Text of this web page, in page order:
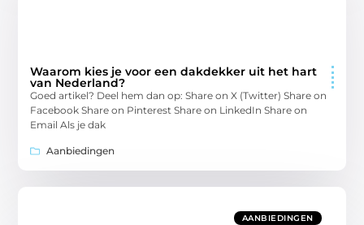
Waarom kies je voor een dakdekker uit het hart
van Nederland?
Goed artikel? Deel hem dan op: Share on X (Twitter) Share on
Facebook Share on Pinterest Share on LinkedIn Share on
Email Als je dak
Aanbiedingen
AANBIEDINGEN